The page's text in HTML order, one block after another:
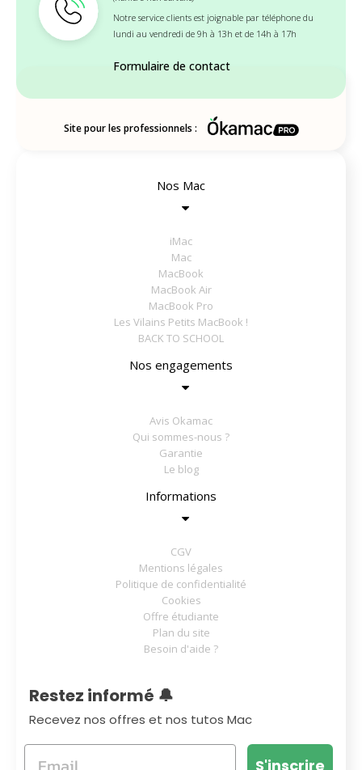
Notre service clients est joignable par téléphone du
lundi au vendredi de 9h à 13h et de 14h à 17h
Formulaire de contact
Site pour les professionnels :
Nos Mac
iMac
Mac
MacBook
MacBook Air
MacBook Pro
Les Vilains Petits MacBook !
BACK TO SCHOOL
Nos engagements
Avis Okamac
Qui sommes-nous ?
Garantie
Le blog
Informations
CGV
Mentions légales
Politique de confidentialité
Cookies
Offre étudiante
Plan du site
Besoin d'aide ?
Restez informé 🔔
Recevez nos offres et nos tutos Mac
S'inscrire